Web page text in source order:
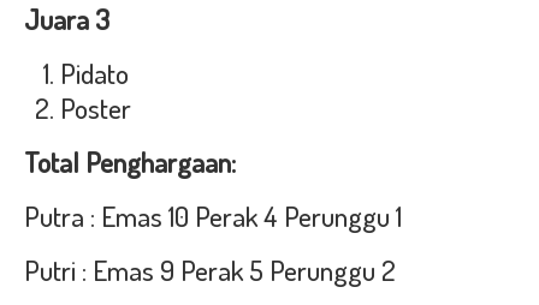
Juara 3
Pidato
Poster
Total Penghargaan:
Putra : Emas 10 Perak 4 Perunggu 1
Putri : Emas 9 Perak 5 Perunggu 2